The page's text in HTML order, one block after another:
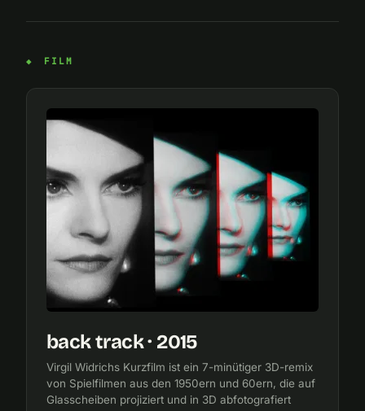
FILM
back track · 2015
Virgil Widrichs Kurzfilm ist ein 7-minütiger 3D-remix
von Spielfilmen aus den 1950ern und 60ern, die auf
Glasscheiben projiziert und in 3D abfotografiert